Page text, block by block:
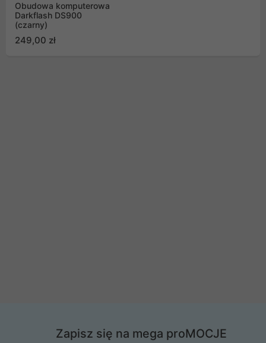
Obudowa komputerowa
Darkflash DS900
(czarny)
249,00 zł
Zapisz się na mega proMOCJE